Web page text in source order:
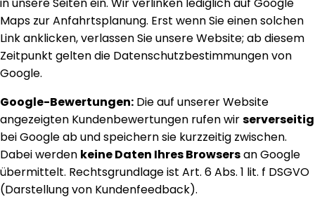
in unsere Seiten ein. Wir verlinken lediglich auf Google
Maps zur Anfahrtsplanung. Erst wenn Sie einen solchen
Link anklicken, verlassen Sie unsere Website; ab diesem
Zeitpunkt gelten die Datenschutzbestimmungen von
Google.
Google-Bewertungen: Die auf unserer Website
angezeigten Kundenbewertungen rufen wirserverseitig
bei Google ab und speichern sie kurzzeitig zwischen.
Dabei werden keine Daten Ihres Browsersan Google
übermittelt. Rechtsgrundlage ist Art. 6 Abs. 1 lit. f DSGVO
(Darstellung von Kundenfeedback).